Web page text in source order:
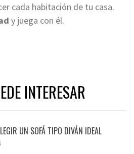
cada habitación de tu casa.
y juega con él.
INTERESAR
UN SOFÁ TIPO DIVÁN IDEAL